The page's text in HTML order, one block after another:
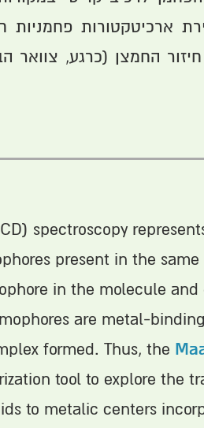
ארכיטקטורות פחמניות
החמצן (כרגע, צוואר
spectroscopy
present in the
in the molecule
are metal-
formed. Thus, the
tool to explore the
to metalic centers